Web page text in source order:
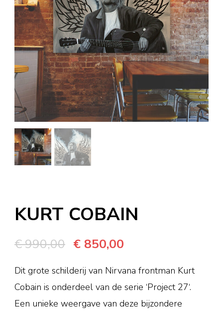
KURT COBAIN
€990,00 Oorspronkelijke
was:
€ 990,00.
€ 850,00
is:
€ 850,00.
Dit grote schilderij van Nirvana frontman Kurt
Cobain is onderdeel van de serie ‘Project 27‘.
Een unieke weergave van deze bijzondere